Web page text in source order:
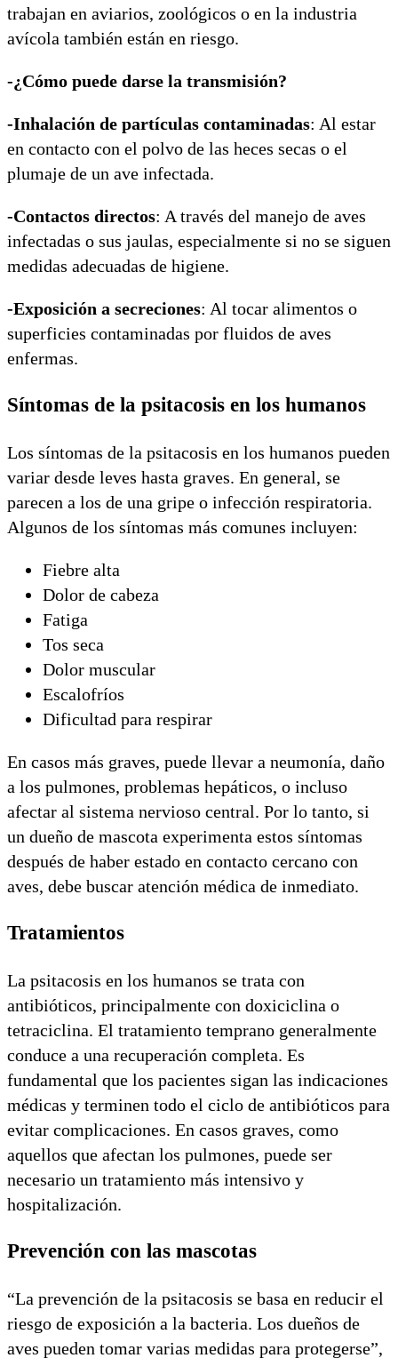
trabajan en aviarios, zoológicos o en la industria
avícola también están en riesgo.
-¿Cómo puede darse la transmisión?
-Inhalación de partículas contaminadas: Al estar
en contacto con el polvo de las heces secas o el
plumaje de un ave infectada.
-Contactos directos: A través del manejo de aves
infectadas o sus jaulas, especialmente si no se siguen
medidas adecuadas de higiene.
-Exposición a secreciones: Al tocar alimentos o
superficies contaminadas por fluidos de aves
enfermas.
Síntomas de la psitacosis en los humanos
Los síntomas de la psitacosis en los humanos pueden
variar desde leves hasta graves. En general, se
parecen a los de una gripe o infección respiratoria.
Algunos de los síntomas más comunes incluyen:
Fiebre alta
Dolor de cabeza
Fatiga
Tos seca
Dolor muscular
Escalofríos
Dificultad para respirar
En casos más graves, puede llevar a neumonía, daño
a los pulmones, problemas hepáticos, o incluso
afectar al sistema nervioso central. Por lo tanto, si
un dueño de mascota experimenta estos síntomas
después de haber estado en contacto cercano con
aves, debe buscar atención médica de inmediato.
Tratamientos
La psitacosis en los humanos se trata con
antibióticos, principalmente con doxiciclina o
tetraciclina. El tratamiento temprano generalmente
conduce a una recuperación completa. Es
fundamental que los pacientes sigan las indicaciones
médicas y terminen todo el ciclo de antibióticos para
evitar complicaciones. En casos graves, como
aquellos que afectan los pulmones, puede ser
necesario un tratamiento más intensivo y
hospitalización.
Prevención con las mascotas
“La prevención de la psitacosis se basa en reducir el
riesgo de exposición a la bacteria. Los dueños de
aves pueden tomar varias medidas para protegerse”,